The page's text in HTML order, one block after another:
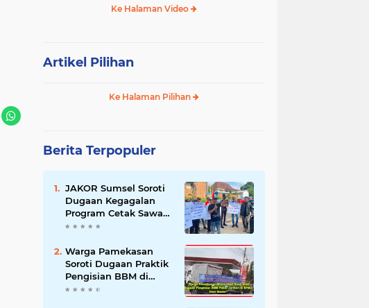
Ke Halaman Video
Artikel Pilihan
Ke Halaman Pilihan
Berita Terpopuler
JAKOR Sumsel Soroti
Dugaan Kegagalan
Program Cetak Sawah
Rp105 Miliar di Ogan
Pertanian Mundur
Warga Pamekasan
Soroti Dugaan Praktik
Pengisian BBM di
SPBU Cem Manis,